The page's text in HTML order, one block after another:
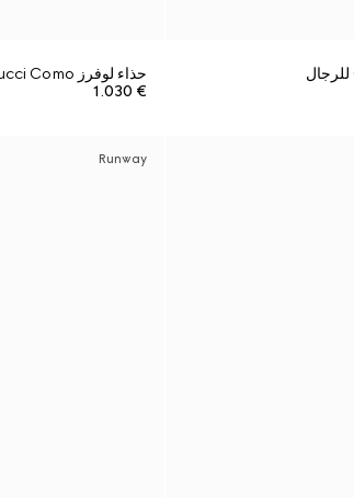
حذاء لوفرز Gucci Como للرجال
€ 1.030
Runway